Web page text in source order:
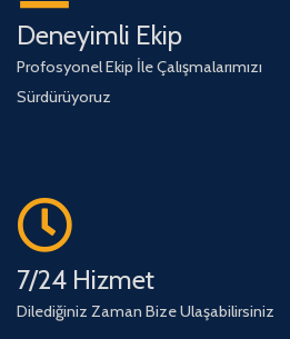
Deneyimli Ekip
Profosyonel Ekip İle Çalışmalarımızı
Sürdürüyoruz
7/24 Hizmet
Dilediğiniz Zaman Bize Ulaşabilirsiniz